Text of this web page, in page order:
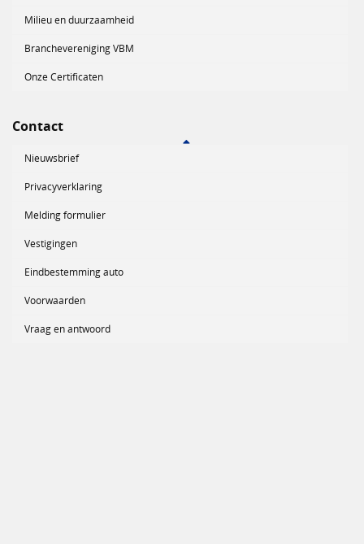
Milieu en duurzaamheid
Branchevereniging VBM
Onze Certificaten
Contact
Nieuwsbrief
Privacyverklaring
Melding formulier
Vestigingen
Eindbestemming auto
Voorwaarden
Vraag en antwoord